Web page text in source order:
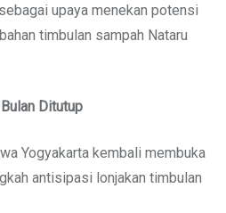
upaya menekan potensi
timbulan sampah Nataru
Ditutup
Yogyakarta kembali membuka
antisipasi lonjakan timbulan